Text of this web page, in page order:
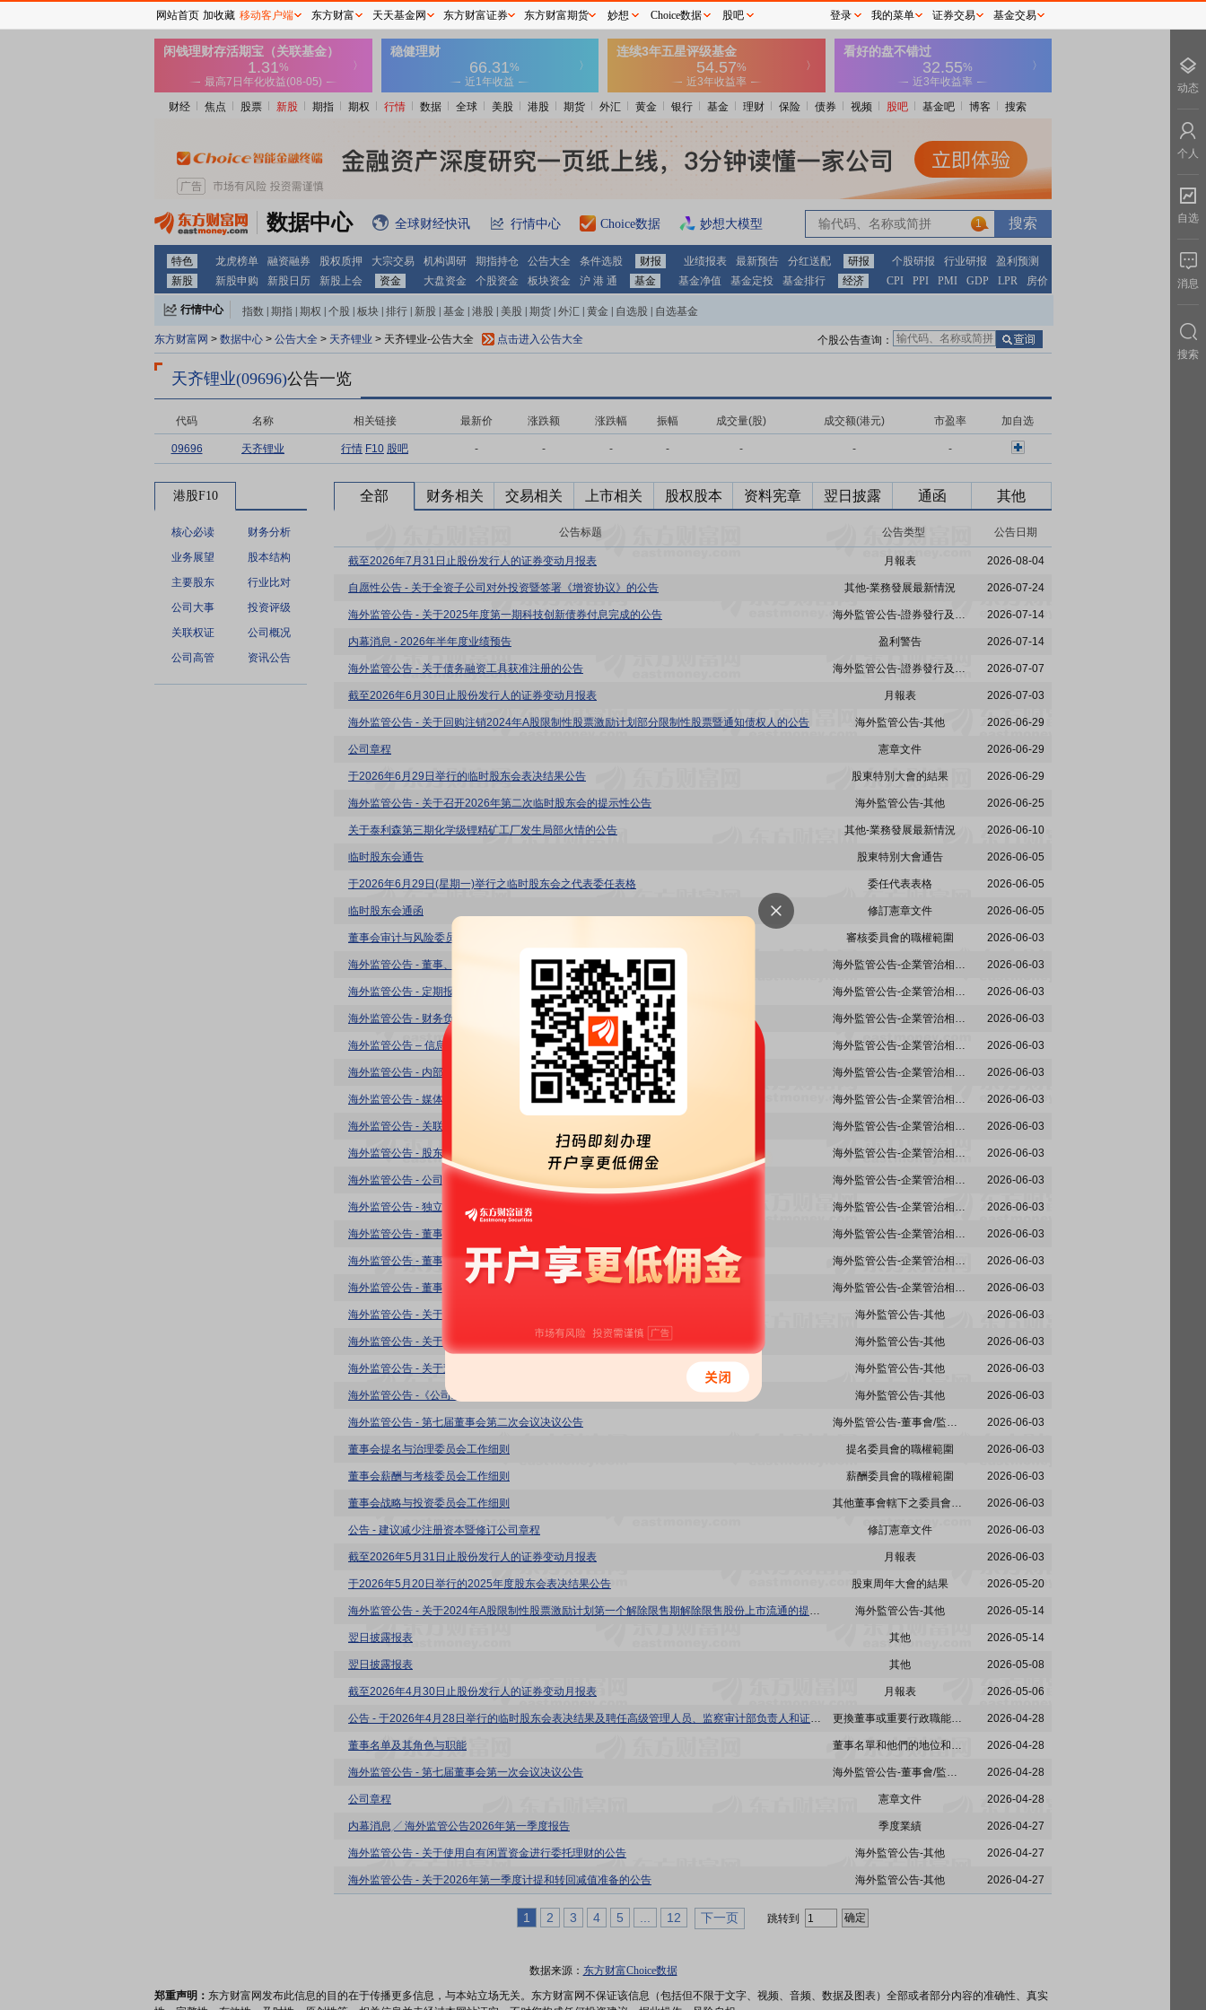
财经 焦点 股票 新股 期指 期权 行情 数据 全球 美股 港股 期货 外汇 黄金 银行 基金 理财 保险 债券 视频 股吧 基金吧 博客 搜索
数据中心 全球财经快讯 行情中心 Choice数据 妙想大模型 1
特色 龙虎榜单 融资融券 股权质押 大宗交易 机构调研 期指持仓 公告大全 条件选股 财报 业绩报表 最新预告 分红送配 研报 个股研报 行业研报
盈利预测
新股
新股申购 新股日历 新股上会 资金 大盘资金 个股资金 板块资金 沪 港 通 基金 基金净值 基金定投 基金排行 经济 CPI PPI PMI GDP LPR 房价
行情中心 指数 期指 期权 个股 板块 排行 新股 基金 港股 美股 期货 外汇 黄金 自选股 自选基金
东方财富网 > 数据中心 > 公告大全 > 天齐锂业 > 天齐锂业-公告大全 点击进入公告大全 个股公告查询：
天齐锂业(09696)公告一览
代码 名称 相关链接 最新价 涨跌额 涨跌幅 振幅 成交量(股) 成交额(港元) 市盈率 加自选
09696 天齐锂业 行情 F10 股吧 - - - - - - -
港股F10
核心必读
财务分析
业务展望
股本结构
主要股东
行业比对
公司大事
投资评级
关联权证
公司概况
公司高管
资讯公告
全部 财务相关 交易相关 上市相关 股权股本 资料宪章 翌日披露 通函 其他
公告标题 公告类型 公告日期
截至2026年7月31日止股份发行人的证券变动月报表 月報表 2026-08-04
自愿性公告 - 关于全资子公司对外投资暨签署《增资协议》的公告 其他-業務發展最新情況 2026-07-24
海外监管公告 - 关于2025年度第一期科技创新债券付息完成的公告 海外監管公告-證券發行及相關事宜 2026-07-14
内幕消息 - 2026年半年度业绩预告 盈利警告 2026-07-14
海外监管公告 - 关于债务融资工具获准注册的公告 海外監管公告-證券發行及相關事宜 2026-07-07
截至2026年6月30日止股份发行人的证券变动月报表 月報表 2026-07-03
海外监管公告 - 关于回购注销2024年A股限制性股票激励计划部分限制性股票暨通知债权人的公告 海外監管公告-其他 2026-06-29
公司章程 憲章文件 2026-06-29
于2026年6月29日举行的临时股东会表决结果公告 股東特別大會的結果 2026-06-29
海外监管公告 - 关于召开2026年第二次临时股东会的提示性公告 海外監管公告-其他 2026-06-25
关于泰利森第三期化学级锂精矿工厂发生局部火情的公告 其他-業務發展最新情況 2026-06-10
临时股东会通告 股東特別大會通告 2026-06-05
于2026年6月29日(星期一)举行之临时股东会之代表委任表格 委任代表表格 2026-06-05
临时股东会通函 修訂憲章文件 2026-06-05
董事会审计与风险委员会工作细则 審核委員會的職權範圍 2026-06-03
海外监管公告 - 董事、高级管理人员薪酬管理制度 海外監管公告-企業管治相關事宜 2026-06-03
海外监管公告 - 定期报告编制和披露管理制度 海外監管公告-企業管治相關事宜 2026-06-03
海外监管公告 - 财务负责人、会计机构负责人管理制度 海外監管公告-企業管治相關事宜 2026-06-03
海外监管公告 – 信息披露事务管理制度 海外監管公告-企業管治相關事宜 2026-06-03
海外监管公告 - 内部审计管理制度 海外監管公告-企業管治相關事宜 2026-06-03
海外监管公告 - 媒体信息管理制度 海外監管公告-企業管治相關事宜 2026-06-03
海外监管公告 - 关联交易决策制度 海外監管公告-企業管治相關事宜 2026-06-03
海外监管公告 - 股东会议事规则 海外監管公告-企業管治相關事宜 2026-06-03
海外监管公告 - 公司章程 海外監管公告-企業管治相關事宜 2026-06-03
海外监管公告 - 独立董事工作制度 海外監管公告-企業管治相關事宜 2026-06-03
海外监管公告 - 董事会议事规则 海外監管公告-企業管治相關事宜 2026-06-03
海外监管公告 - 董事会秘书履职保障制度 海外監管公告-企業管治相關事宜 2026-06-03
海外监管公告 - 董事会秘书工作细则 海外監管公告-企業管治相關事宜 2026-06-03
海外监管公告 - 关于公司2022年度员工持股计划股票处置完毕暨终止的公告 海外監管公告-其他 2026-06-03
海外监管公告 - 关于高级管理人员薪酬方案的公告 海外監管公告-其他 2026-06-03
海外监管公告 - 关于董事薪酬方案的公告 海外監管公告-其他 2026-06-03
海外监管公告 -《公司章程》修订对照表 海外監管公告-其他 2026-06-03
海外监管公告 - 第七届董事会第二次会议决议公告 海外監管公告-董事會/監事會決議 2026-06-03
董事会提名与治理委员会工作细则 提名委員會的職權範圍 2026-06-03
董事会薪酬与考核委员会工作细则 薪酬委員會的職權範圍 2026-06-03
董事会战略与投资委员会工作细则 其他董事會轄下之委員會的職權範圍 2026-06-03
公告 - 建议减少注册资本暨修订公司章程 修訂憲章文件 2026-06-03
截至2026年5月31日止股份发行人的证券变动月报表 月報表 2026-06-03
于2026年5月20日举行的2025年度股东会表决结果公告 股東周年大會的結果 2026-05-20
海外监管公告 - 关于2024年A股限制性股票激励计划第一个解除限售期解除限售股份上市流通的提示性公告 海外監管公告-其他 2026-05-14
翌日披露报表 其他 2026-05-14
翌日披露报表 其他 2026-05-08
截至2026年4月30日止股份发行人的证券变动月报表 月報表 2026-05-06
公告 - 于2026年4月28日举行的临时股东会表决结果及聘任高级管理人员、监察审计部负责人和证券事务代表 更換董事或重要行政職能或職責的變更 2026-04-28
董事名单及其角色与职能 董事名單和他們的地位和作用 2026-04-28
海外监管公告 - 第七届董事会第一次会议决议公告 海外監管公告-董事會/監事會決議 2026-04-28
公司章程 憲章文件 2026-04-28
内幕消息╱ 海外监管公告2026年第一季度报告 季度業績 2026-04-27
海外监管公告 - 关于使用自有闲置资金进行委托理财的公告 海外監管公告-其他 2026-04-27
海外监管公告 - 关于2026年第一季度计提和转回减值准备的公告 海外監管公告-其他 2026-04-27
1 2 3 4 5 12 下一页 跳转到
数据来源： 东方财富Choice数据
郑重声明： 东方财富网发布此信息的目的在于传播更多信息，与本站立场无关。东方财富网不保证该信息（包括但不限于文字、视频、音频、数据及图表）全部或者部分内容的准确性、真实
网站首页 加收藏 移动客户端 东方财富 天天基金网 东方财富证券 东方财富期货 妙想 Choice数据 股吧 登录 我的菜单 证券交易 基金交易
动态
个人
自选
消息
搜索